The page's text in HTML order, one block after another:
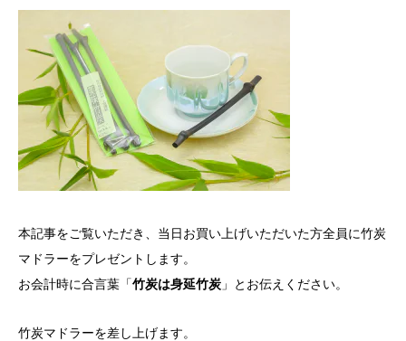
本記事をご覧いただき、当日お買い上げいただいた方全員に竹炭
マドラーをプレゼントします。
お会計時に合言葉「竹炭は身延竹炭 」とお伝えください。
竹炭マドラーを差し上げます。